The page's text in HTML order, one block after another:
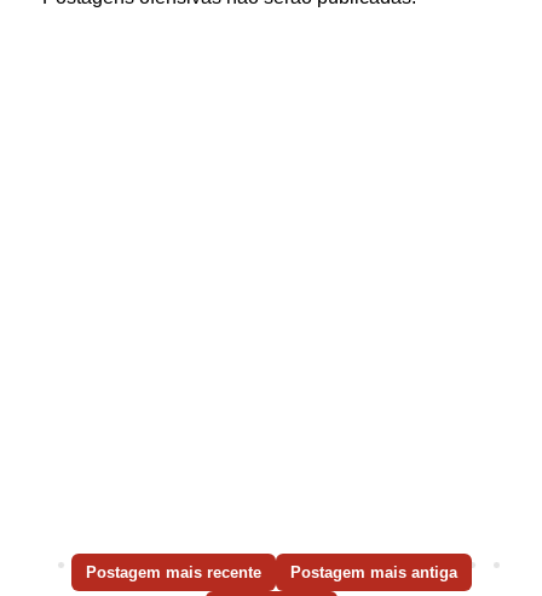
Postagem mais recente Postagem mais antiga